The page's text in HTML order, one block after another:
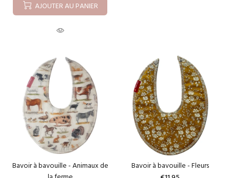
AJOUTER AU PANIER
Bavoir à bavouille - Animaux de
Bavoir à bavouille - Fleurs